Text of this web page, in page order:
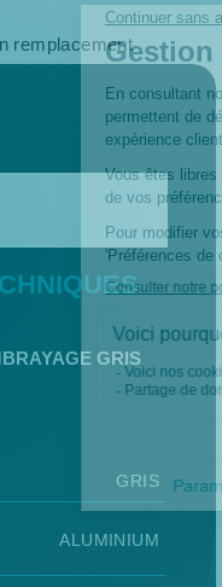
remplacement
GRIS
GRIS
ALUMINIUM